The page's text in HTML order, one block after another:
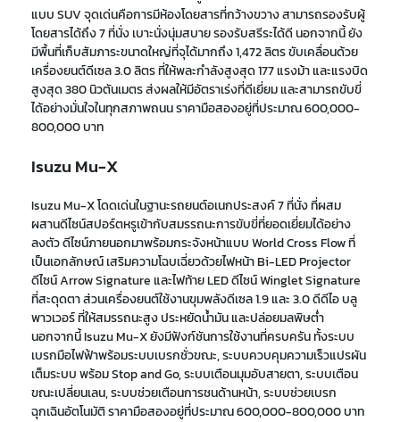
แบบSUV จุดเด่นคือการมีห้องโดยสารที่กว้างขวาง สามารถรองรับผู้
โดยสารได้ถึง 7 ที่นั่ง เบาะนั่งนุ่มสบาย รองรับสรีระได้ดี นอกจากนี้ ยัง
มีพื้นที่เก็บสัมภาระขนาดใหญ่ที่จุได้มากถึง 1,472 ลิตร ขับเคลื่อนด้วย
เครื่องยนต์ดีเซล 3.0 ลิตร ที่ให้พละกำลังสูงสุด 177 แรงม้า และแรงบิด
สูงสุด 380 นิวตันเมตร ส่งผลให้มีอัตราเร่งที่ดีเยี่ยม และสามารถขับขี่
ได้อย่างมั่นใจในทุกสภาพถนน ราคามือสองอยู่ที่ประมาณ 600,000-
800,000 บาท
Isuzu Mu-X
Isuzu Mu-Xโดดเด่นในฐานะรถยนต์อเนกประสงค์ 7 ที่นั่งที่ผสม
ผสานดีไซน์สปอร์ตหรูเข้ากับสมรรถนะการขับขี่ที่ยอดเยี่ยมได้อย่าง
ลงตัวดีไซน์ภายนอกมาพร้อมกระจังหน้าแบบ World Cross Flowที่
เป็นเอกลักษณ์ เสริมความโฉบเฉี่ยวด้วยไฟหน้า Bi-LED Projector
ดีไซน์ Arrow Signatureและไฟท้าย LED ดีไซน์ Winglet Signature
ที่สะดุดตาส่วนเครื่องยนต์ใช้งานขุมพลังดีเซล 1.9 และ 3.0 ดีดีไอ บลู
พาวเวอร์ ที่ให้สมรรถนะสูง ประหยัดน้ำมัน และปล่อยมลพิษต่ำ
นอกจากนี้ Isuzu Mu-X ยังมีฟังก์ชันการใช้งานที่ครบครันทั้งระบบ
เบรกมือไฟฟ้าพร้อมระบบเบรกชั่วขณะ,ระบบควบคุมความเร็วแปรผัน
เต็มระบบ พร้อม Stop and Go,ระบบเตือนมุมอับสายตา,ระบบเตือน
ขณะเปลี่ยนเลน,ระบบช่วยเตือนการชนด้านหน้า,ระบบช่วยเบรก
ฉุกเฉินอัตโนมัติ ราคามือสองอยู่ที่ประมาณ 600,000-800,000 บาท